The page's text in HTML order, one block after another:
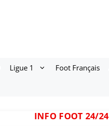
Ligue 1 Foot Français
INFO FOOT 24/24